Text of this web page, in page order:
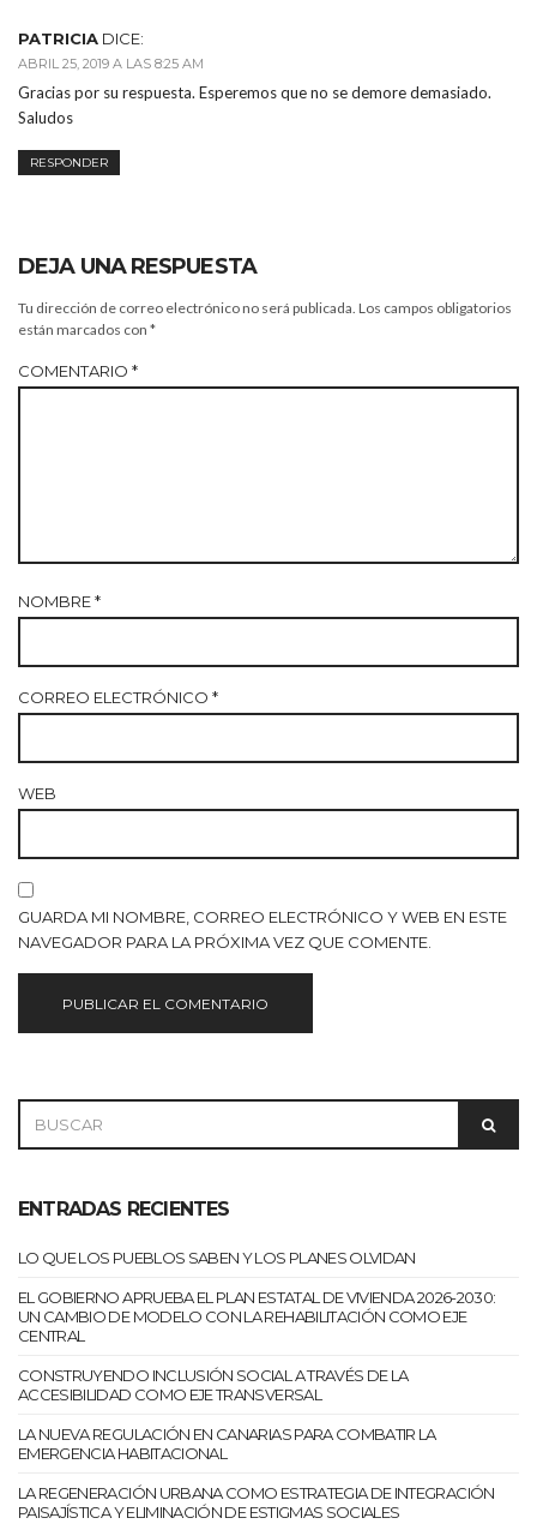
PATRICIA DICE:
ABRIL 25, 2019 A LAS 8:25 AM
Gracias por su respuesta. Esperemos que no se demore demasiado.
Saludos
RESPONDER
DEJA UNA RESPUESTA
Tu dirección de correo electrónico no será publicada. Los campos obligatorios
están marcados con *
COMENTARIO *
NOMBRE*
CORREO ELECTRÓNICO *
WEB
GUARDA MI NOMBRE, CORREO ELECTRÓNICO Y WEB EN ESTE
NAVEGADOR PARA LA PRÓXIMA VEZ QUE COMENTE.
FOR:
ENTRADAS RECIENTES
LO QUE LOS PUEBLOS SABEN Y LOS PLANES OLVIDAN
EL GOBIERNO APRUEBA EL PLAN ESTATAL DE VIVIENDA 2026-2030:
UN CAMBIO DE MODELO CON LA REHABILITACIÓN COMO EJE
CENTRAL
CONSTRUYENDO INCLUSIÓN SOCIAL A TRAVÉS DE LA
ACCESIBILIDAD COMO EJE TRANSVERSAL
LA NUEVA REGULACIÓN EN CANARIAS PARA COMBATIR LA
EMERGENCIA HABITACIONAL
LA REGENERACIÓN URBANA COMO ESTRATEGIA DE INTEGRACIÓN
PAISAJÍSTICA Y ELIMINACIÓN DE ESTIGMAS SOCIALES